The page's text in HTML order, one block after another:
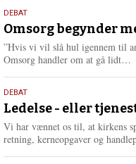
9.
juli
2026
DEBAT
Omsorg begynder
”Hvis vi vil slå hul igennem til
Omsorg handler om at gå lidt…
e
e
10.
juni
2026
DEBAT
Ledelse - eller
Vi har vænnet os til, at kirkens
retning, kerneopgaver og